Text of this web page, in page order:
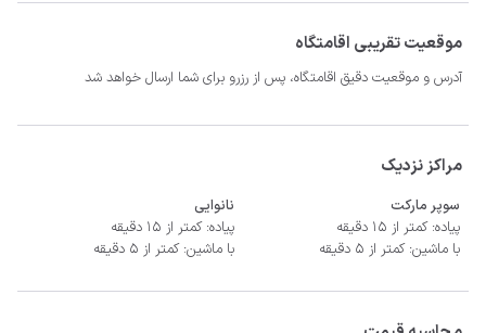
- سیستم سرمایشی کولر گازی و گرمایشی بخاری گازی
موقعیت تقریبی اقامتگاه
آدرس و موقعیت دقیق اقامتگاه، پس از رزرو برای شما ارسال خواهد شد
مراکز نزدیک
سوپر مارکت
پیاده: کمتر از 15 دقیقه
با ماشین: کمتر از 5 دقیقه
نانوایی
پیاده: کمتر از 15 دقیقه
با ماشین: کمتر از 5 دقیقه